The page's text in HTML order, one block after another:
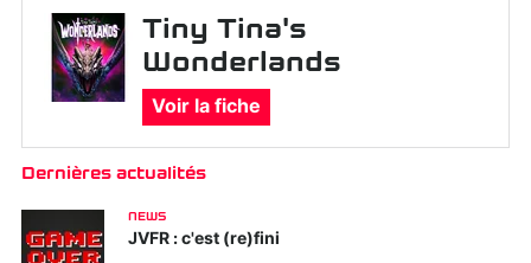
Tiny Tina's
Wonderlands
Voir la fiche
Dernières actualités
NEWS
JVFR : c'est (re)fini